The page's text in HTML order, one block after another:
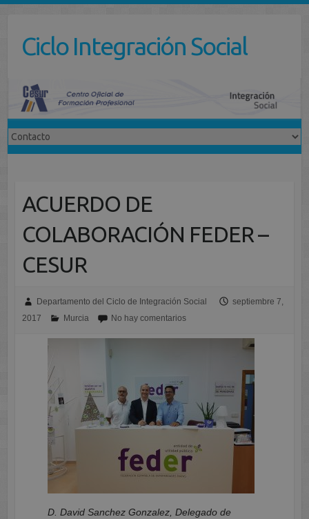
contenidoCiclo Integración Social
ACUERDO DE
COLABORACIÓN FEDER –
CESUR
Departamento del Ciclo de Integración Social
septiembre 7,
2017
Murcia No hay comentarios
D. David Sanchez Gonzalez, Delegado de